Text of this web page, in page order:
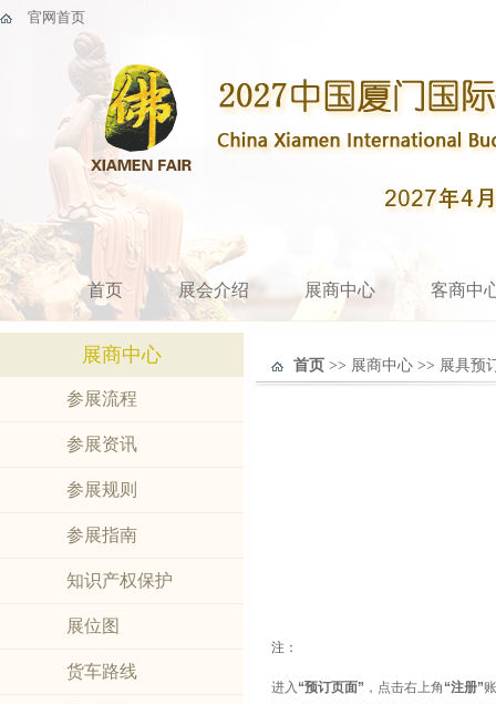
官网首页
首页 展会介绍 展商中心 客商中
展商中心
参展流程
参展资讯
参展规则
参展指南
知识产权保护
展位图
货车路线
首页 >> 展商中心 >> 展具预
注：
进入 “预订页面” ，点击右上角 “注册”